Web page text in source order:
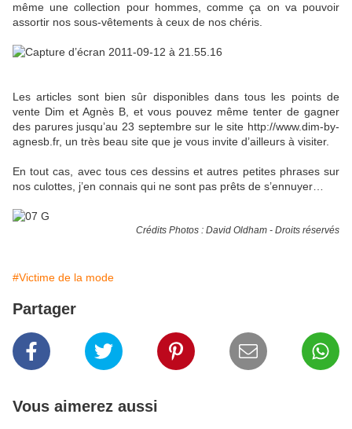
même une collection pour hommes, comme ça on va pouvoir
assortir nos sous-vêtements à ceux de nos chéris.
Les articles sont bien sûr disponibles dans tous les points de
vente Dim et Agnès B, et vous pouvez même tenter de gagner
des parures jusqu’au 23 septembre sur le site http://www.dim-by-
agnesb.fr, un très beau site que je vous invite d’ailleurs à visiter.
En tout cas, avec tous ces dessins et autres petites phrases sur
nos culottes, j’en connais qui ne sont pas prêts de s’ennuyer…
Crédits Photos : David Oldham - Droits réservés
#Victime de la mode
Partager
Vous aimerez aussi